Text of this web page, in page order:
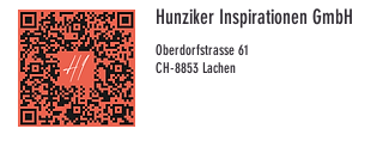
Hunziker Inspirationen GmbH
Oberdorfstrasse 61
CH-8853 Lachen